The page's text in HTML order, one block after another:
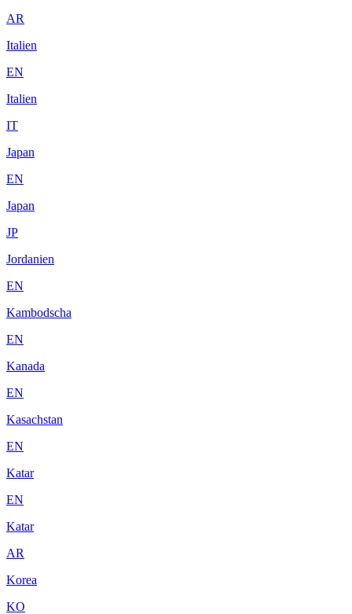
AR
Italien
EN
Italien
IT
Japan
EN
Japan
JP
Jordanien
EN
Kambodscha
EN
Kanada
EN
Kasachstan
EN
Katar
EN
Katar
AR
Korea
KO